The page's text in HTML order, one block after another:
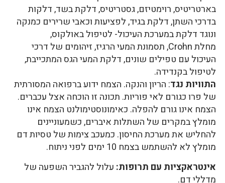
בארטריטיס, רוימטיזם, גסטריטיס, דלקת בשד, דלקות
בדרכי השתן, דלקת בגיד, לפציעות וכאבי שרירים כמנקה
ונוגד דלקת במערכת העיכול- לטיפול באולקוס,
מחלת Crohn, תסמונת המעי הרגיז, זיהומים של דרכי
העיכול עם טפילים שונים, דלקת המעי הגס המתכייבת,
לטיפול בקנדידה.
התוויות נגד: הריון והנקה. הצמח ידוע ברפואה המסורתית
של פרו כגורם לאי פוריות. תכונה זו הוכחה אצל עכברים.
הצמח אינו גורם להפלה. כאימונוסטימולנט הצמח אינו
מומלץ במקרים של השתלות איברים, כשמעוניינים
להחליש את מערכת החיסון. כמעכב צימות של טסיות דם
מומלץ לא להשתמש בצמח 10 ימים לפני ניתוח.
אינטראקציות עם תרופות: עלול להגביר השפעה של
מדללי דם.